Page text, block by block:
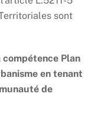
sont
Plan
en tenant
de